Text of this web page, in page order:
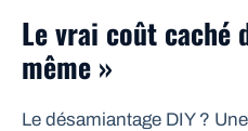
Le vrai coût caché
même »
Le désamiantage DIY ?